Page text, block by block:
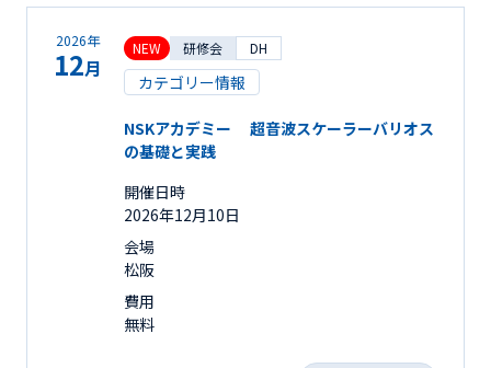
2026年
12月
NEW 研修会 DH
カテゴリー情報
NSKアカデミー 超音波スケーラーバリオス
の基礎と実践
開催日時
2026年12月10日
会場
松阪
費用
無料